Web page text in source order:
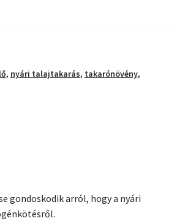
, nyári talajtakarás, takarónövény,
gondoskodik arról, hogy a nyári